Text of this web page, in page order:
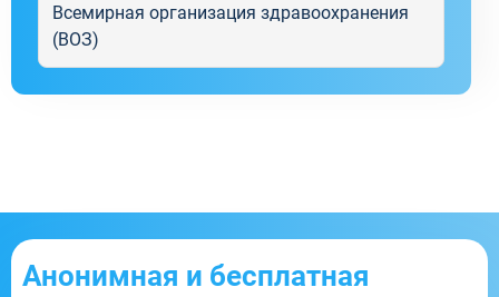
Всемирная организация здравоохранения
(ВОЗ)
Анонимная и бесплатная